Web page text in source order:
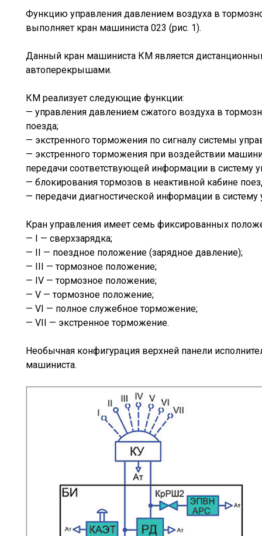
Функцию управления давлением воздуха в
выполняет кран машиниста 023 (рис. 1).
Данный кран машиниста КМ является
автоперекрышами.
КМ реализует следующие функции:
— управления давлением сжатого воздуха в
поезда;
— экстренного торможения по сигналу системы
— экстренного торможения при воздействии
передачи соответствующей информации в систему
— блокирования тормозов в неактивной кабине
— передачи диагностической информации в
Кран управления имеет семь фиксированных
— I — сверхзарядка;
— II — поездное положение (зарядное давление);
— III — тормозное положение;
— IV — тормозное положение;
— V — тормозное положение;
— VI — полное служебное торможение;
— VII — экстренное торможение.
Необычная конфигурация верхней панели
машиниста.